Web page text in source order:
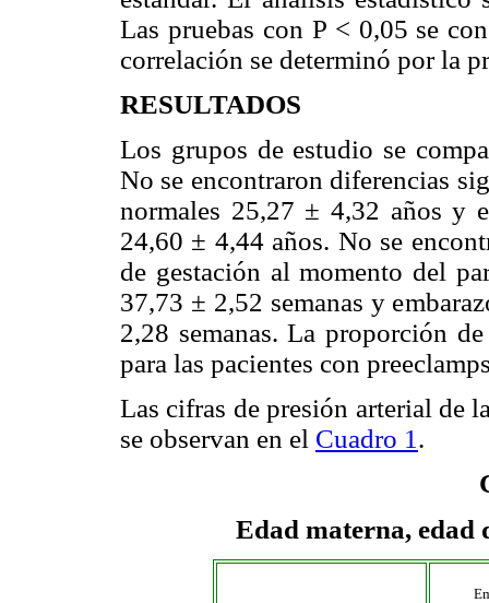
Las pruebas con P < 0,05 se
correlación se determinó por la
RESULTADOS
Los grupos de estudio se
No se encontraron diferencias
normales 25,27 ± 4,32 años y
24,60 ± 4,44 años. No se
de gestación al momento del
37,73 ± 2,52 semanas y
2,28 semanas. La proporción
para las pacientes con
Las cifras de presión arterial de
se observan en el Cuadro 1 .
Edad materna, edad